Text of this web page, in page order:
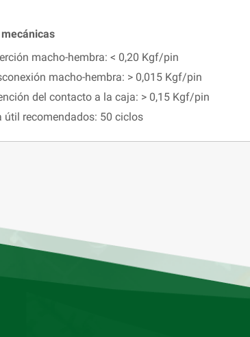
macho-hembra: < 0,20 Kgf/pin
macho-hembra: > 0,015 Kgf/pin
del contacto a la caja: > 0,15 Kgf/pin
útil recomendados: 50 ciclos